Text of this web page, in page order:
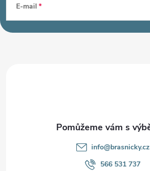
p
E-mail
info@brasnicky.cz
566 531 737